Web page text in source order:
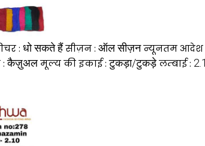
: धो सकते हैंसीज़न : ऑल सीज़नन्यूनतम आदेश
:कैज़ुअलमूल्य की इकाई :टुकड़ा/टुकड़ेलम्बाई :